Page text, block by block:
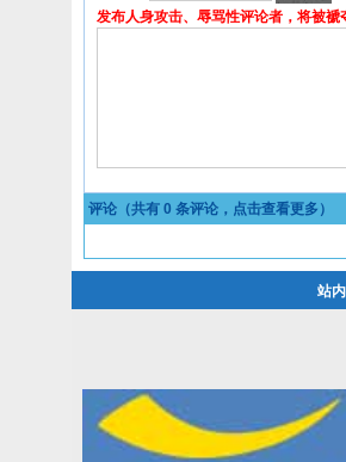
发布人身攻击、辱骂性评论者，将被褫
评论（共有 0 条评论，点击查看更多）
站